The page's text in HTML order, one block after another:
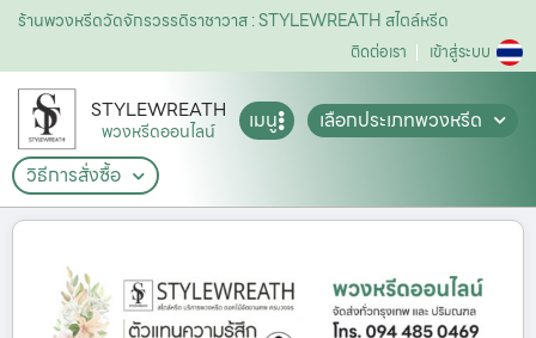
ร้านพวงหรีดวัดจักรวรรดิราชาวาส : STYLEWREATH สไตล์หรีด
ติดต่อเรา เข้าสู่ระบบ
STYLEWREATH
พวงหรีดออนไลน์ เมนู
เลือกประเภทพวงหรีด
วิธีการสั่งซื้อ